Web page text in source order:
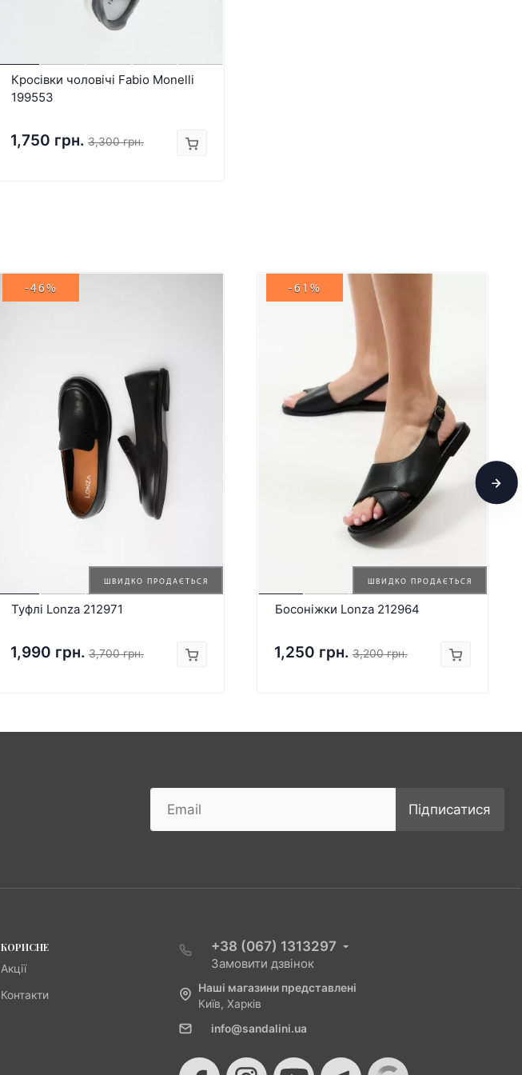
Кросівки чоловічі Fabio Monelli
199553
1,750 грн. 3,300 грн.
ШВИДКО ПРОДАЄТЬСЯ
-46%
Туфлі Lonza 212971
1,990 грн. 3,700 грн.
ШВИДКО ПРОДАЄТЬСЯ
-61%
Босоніжки Lonza 212964
1,250 грн. 3,200 грн.
Підписатися
КОРИСНЕ
Акції
Контакти
+38 (067) 1313297
Замовити дзвінок
Наші магазини представлені
Київ, Харків
info@sandalini.ua